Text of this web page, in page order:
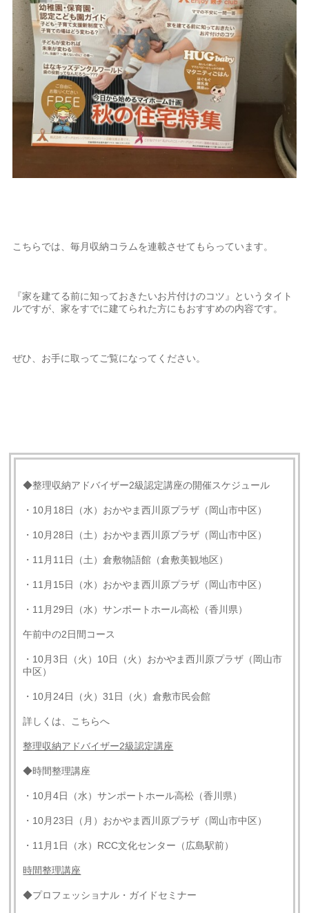
こちらでは、毎月収納コラムを連載させてもらっています。
『家を建てる前に知っておきたいお片付けのコツ』というタイト
ルですが、家をすでに建てられた方にもおすすめの内容です。
ぜひ、お手に取ってご覧になってください。
◆整理収納アドバイザー2級認定講座の開催スケジュール
・10月18日（水）おかやま西川原プラザ（岡山市中区）
・10月28日（土）おかやま西川原プラザ（岡山市中区）
・11月11日（土）倉敷物語館（倉敷美観地区）
・11月15日（水）おかやま西川原プラザ（岡山市中区）
・11月29日（水）サンポートホール高松（香川県）
午前中の2日間コース
・10月3日（火）10日（火）おかやま西川原プラザ（岡山市
中区）
・10月24日（火）31日（火）倉敷市民会館
詳しくは、こちらへ
整理収納アドバイザー2級認定講座
◆時間整理講座
・10月4日（水）サンポートホール高松（香川県）
・10月23日（月）おかやま西川原プラザ（岡山市中区）
・11月1日（水）RCC文化センター（広島駅前）
時間整理講座
◆プロフェッショナル・ガイドセミナー